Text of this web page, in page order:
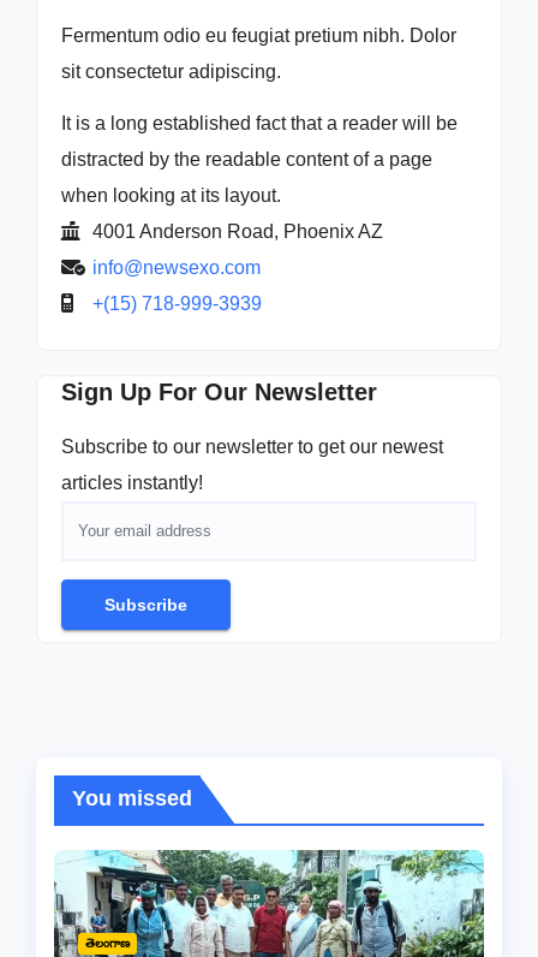
Fermentum odio eu feugiat pretium nibh. Dolor
sit consectetur adipiscing.
It is a long established fact that a reader will be
distracted by the readable content of a page
when looking at its layout.
4001 Anderson Road, Phoenix AZ
info@newsexo.com
+(15) 718-999-3939
Sign Up For Our Newsletter
Subscribe to our newsletter to get our newest
articles instantly!
Subscribe
You missed
తెలంగాణ